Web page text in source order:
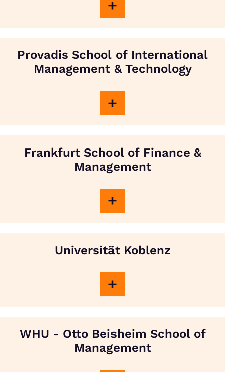
Provadis School of International
Management & Technology
Frankfurt School of Finance &
Management
Universität Koblenz
WHU - Otto Beisheim School of
Management